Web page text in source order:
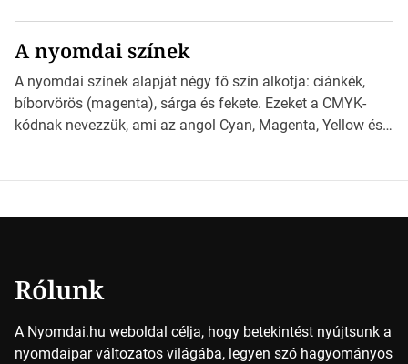
*Hirdetés Ebben a cikkben a papírméretek izgalmas
világába kalauzolunk el téged, hogy jobban megértsd,
milyen szempontok alapján érdemes választanod a
jövőben. Bevezetés a papírméretek világába A […]
A nyomdai színek
A nyomdai színek alapját négy fő szín alkotja: ciánkék,
bíborvörös (magenta), sárga és fekete. Ezeket a CMYK-
kódnak nevezzük, ami az angol Cyan, Magenta, Yellow és
Rólunk
A Nyomdai.hu weboldal célja, hogy betekintést nyújtsunk a
nyomdaipar változatos világába, legyen szó hagyományos